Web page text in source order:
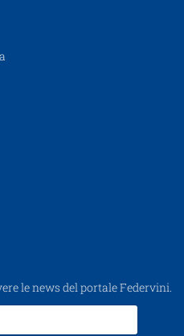
le news del portale Federvini.